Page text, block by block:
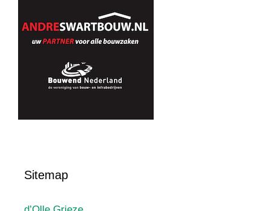
Sitemap